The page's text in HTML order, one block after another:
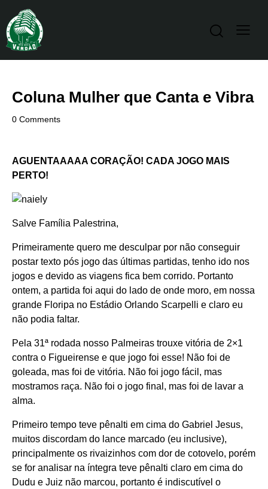
Coluna Mulher que Canta e Vibra
0 Comments
AGUENTAAAAA CORAÇÃO! CADA JOGO MAIS
PERTO!
Salve Família Palestrina,
Primeiramente quero me desculpar por não conseguir
postar texto pós jogo das últimas partidas, tenho ido nos
jogos e devido as viagens fica bem corrido. Portanto
ontem, a partida foi aqui do lado de onde moro, em nossa
grande Floripa no Estádio Orlando Scarpelli e claro eu
não podia faltar.
Pela 31ª rodada nosso Palmeiras trouxe vitória de 2×1
contra o Figueirense e que jogo foi esse! Não foi de
goleada, mas foi de vitória. Não foi jogo fácil, mas
mostramos raça. Não foi o jogo final, mas foi de lavar a
alma.
Primeiro tempo teve pênalti em cima do Gabriel Jesus,
muitos discordam do lance marcado (eu inclusive),
principalmente os rivaizinhos com dor de cotovelo, porém
se for analisar na íntegra teve pênalti claro em cima do
Dudu e Juiz não marcou, portanto é indiscutível o